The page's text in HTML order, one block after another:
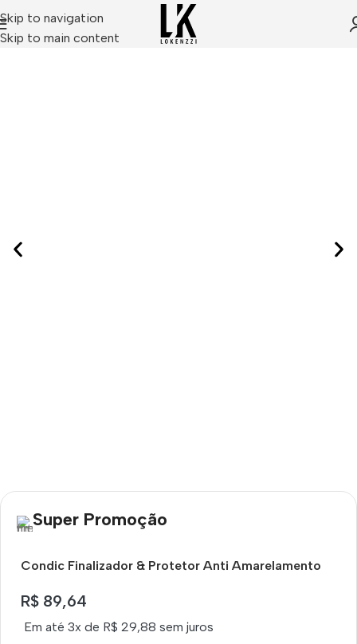
Skip to navigation
Skip to main content
Super Promoção
Condic Finalizador & Protetor Anti Amarelamento
R$ 89,64
Em até 3x de R$ 29,88 sem juros